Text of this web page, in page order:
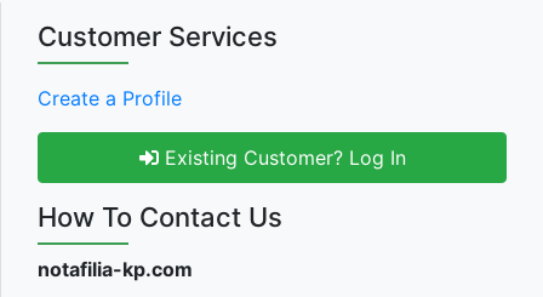
Customer Services
Create a Profile
Existing Customer? Log In
How To Contact Us
notafilia-kp.com